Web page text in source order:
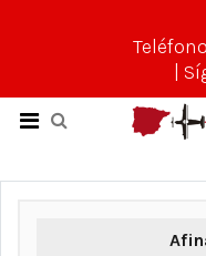
Teléfono
|